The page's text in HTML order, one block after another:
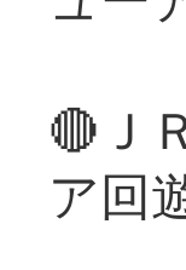
🔴Ｊ
ア回